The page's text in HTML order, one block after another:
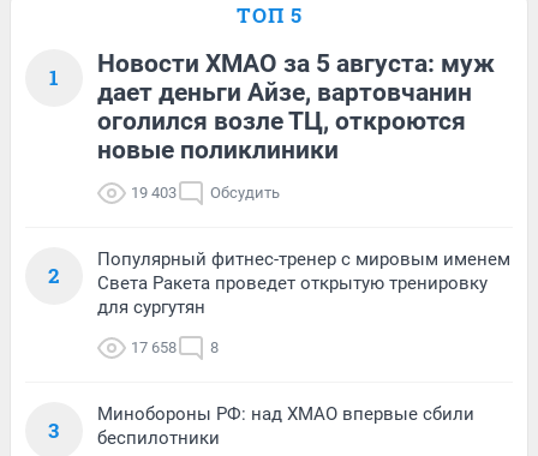
ТОП 5
1
Новости ХМАО за 5 августа: муж
дает деньги Айзе, вартовчанин
оголился возле ТЦ, откроются
новые поликлиники
19 403 Обсудить
2
Популярный фитнес-тренер с мировым именем
Света Ракета проведет открытую тренировку
для сургутян
17 658 8
3
Минобороны РФ: над ХМАО впервые сбили
беспилотники